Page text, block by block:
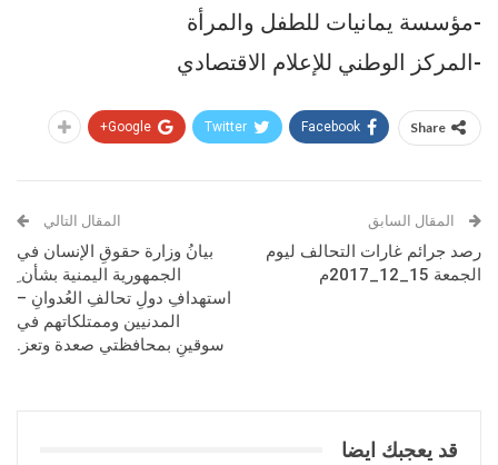
-مؤسسة يمانيات للطفل والمرأة
-المركز الوطني للإعلام الاقتصادي
Share
Facebook
Twitter
Google+
المقال السابق
رصد جرائم غارات التحالف ليوم
الجمعة 15_12_2017م
المقال التالي
بيانُ وزارة حقوقِ الإنسان في
الجمهورية اليمنية بشأن ِ
استهدافِ دولِ تحالفِ العُدوانِ –
المدنيين وممتلكاتهم في
سوقينِ بمحافظتي صعدة وتعز.
قد يعجبك ايضا